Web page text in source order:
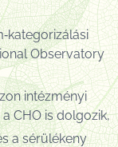
Observatory
intézményi
CHO is dolgozik,
a sérülékeny